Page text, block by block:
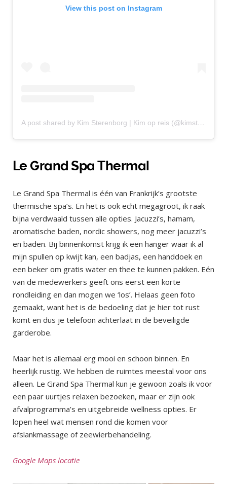
View this post on Instagram
A post shared by Kim Sterenborg | Kim op reis (@kimstagrammmmm)
Le Grand Spa Thermal
Le Grand Spa Thermal is één van Frankrijk’s grootste
thermische spa’s. En het is ook echt megagroot, ik raak
bijna verdwaald tussen alle opties. Jacuzzi’s, hamam,
aromatische baden, nordic showers, nog meer jacuzzi’s
en baden. Bij binnenkomst krijg ik een hanger waar ik al
mijn spullen op kwijt kan, een badjas, een handdoek en
een beker om gratis water en thee te kunnen pakken. Eén
van de medewerkers geeft ons eerst een korte
rondleiding en dan mogen we ‘los’. Helaas geen foto
gemaakt, want het is de bedoeling dat je hier tot rust
komt en dus je telefoon achterlaat in de beveiligde
garderobe.
Maar het is allemaal erg mooi en schoon binnen. En
heerlijk rustig. We hebben de ruimtes meestal voor ons
alleen. Le Grand Spa Thermal kun je gewoon zoals ik voor
een paar uurtjes relaxen bezoeken, maar er zijn ook
afvalprogramma’s en uitgebreide wellness opties. Er
lopen heel wat mensen rond die komen voor
afslankmassage of zeewierbehandeling.
Google Maps locatie